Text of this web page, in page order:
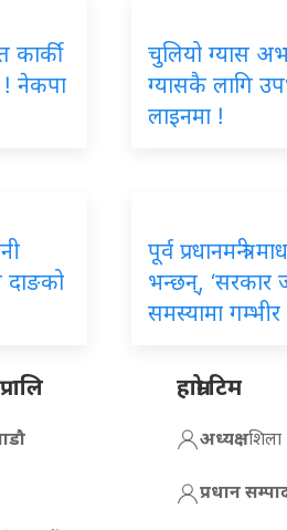
कार्की
! नेकपा
चुलियो ग्यास
ग्यासकै लागि
लाइनमा !
दाङको
पूर्व प्रधानमन्त्री
भन्छन्, ‘सरकार
समस्यामा गम्भीर
हाम्रो टिम
अध्यक्ष :शिला
प्रधान